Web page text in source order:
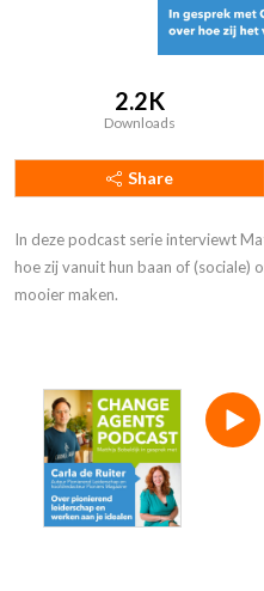
2.2K
Downloads
Share
In deze podcast serie interviewt
hoe zij vanuit hun baan of (sociale)
mooier maken.